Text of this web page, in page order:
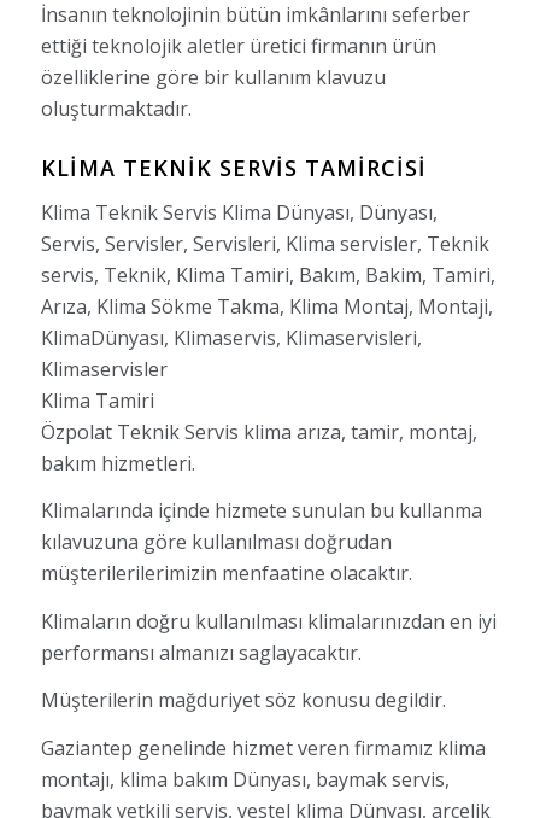
İnsanın teknolojinin bütün imkânlarını seferber
ettiği teknolojik aletler üretici firmanın ürün
özelliklerine göre bir kullanım klavuzu
oluşturmaktadır.
KLIMA TEKNIK SERVIS TAMIRCISI
Klima Teknik Servis Klima Dünyası, Dünyası,
Servis, Servisler, Servisleri, Klima servisler, Teknik
servis, Teknik, Klima Tamiri, Bakım, Bakim, Tamiri,
Arıza, Klima Sökme Takma, Klima Montaj, Montaji,
KlimaDünyası, Klimaservis, Klimaservisleri,
Klimaservisler
Klima Tamiri
Özpolat Teknik Servis klima arıza, tamir, montaj,
bakım hizmetleri.
Klimalarında içinde hizmete sunulan bu kullanma
kılavuzuna göre kullanılması doğrudan
müşterilerilerimizin menfaatine olacaktır.
Klimaların doğru kullanılması klimalarınızdan en iyi
performansı almanızı saglayacaktır.
Müşterilerin mağduriyet söz konusu degildir.
Gaziantep genelinde hizmet veren firmamız klima
montajı, klima bakım Dünyası, baymak servis,
baymak yetkili servis, vestel klima Dünyası, arçelik